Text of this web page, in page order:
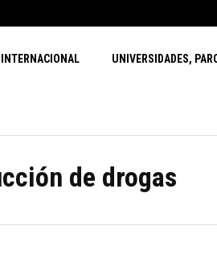
INTERNACIONAL UNIVERSIDADES,
de drogas